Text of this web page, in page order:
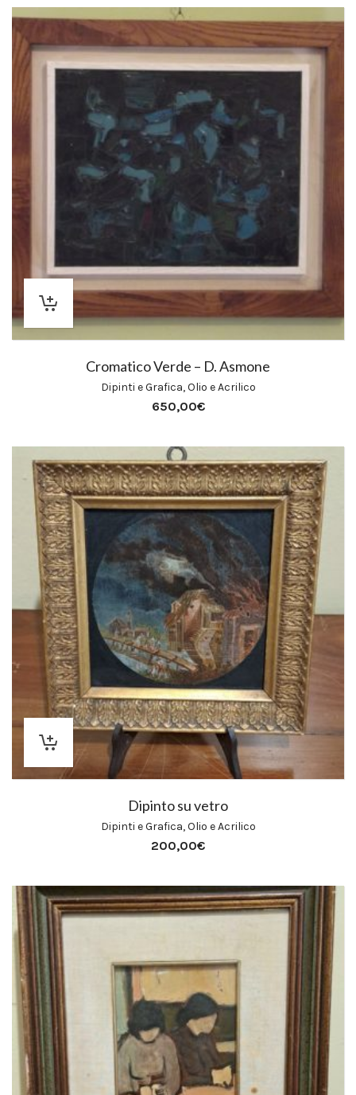
Cromatico Verde – D. Asmone
Dipinti e Grafica,Olio e Acrilico
650,00€
Dipinto su vetro
Dipinti e Grafica,Olio e Acrilico
200,00€